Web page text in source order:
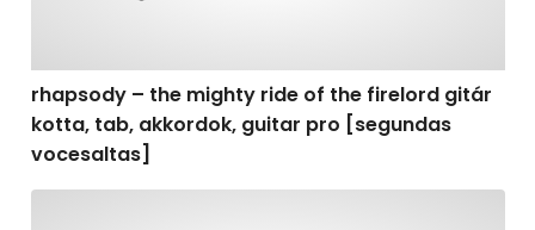
rhapsody – the mighty ride of the firelord gitár
kotta, tab, akkordok, guitar pro [segundas
vocesaltas]